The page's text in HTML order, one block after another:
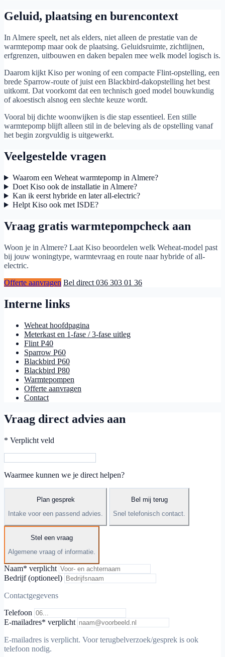
Geluid, plaatsing en burencontext
In Almere speelt, net als elders, niet alleen de prestatie van de
warmtepomp maar ook de plaatsing. Geluidsruimte, zichtlijnen,
erfgrenzen, uitbouwen en daken bepalen mee welk model logisch is.
Daarom kijkt Kiso per woning of een compacte Flint-opstelling, een
brede Sparrow-route of juist een Blackbird-dakopstelling het best
uitkomt. Dat voorkomt dat een technisch goed model bouwkundig
of akoestisch alsnog een slechte keuze wordt.
Vooral bij dichte woonwijken is die stap essentieel. Een stille
warmtepomp blijft alleen stil in de beleving als de opstelling vanaf
het begin zorgvuldig is uitgewerkt.
Veelgestelde vragen
Waarom een Weheat warmtepomp in Almere?
Doet Kiso ook de installatie in Almere?
Kan ik eerst hybride en later all-electric?
Helpt Kiso ook met ISDE?
Vraag gratis warmtepompcheck aan
Woon je in Almere? Laat Kiso beoordelen welk Weheat-model past
bij jouw woningtype, warmtevraag en route naar hybride of all-
electric.
Offerte aanvragen Bel direct 036 303 01 36
Interne links
Weheat hoofdpagina
Meterkast en 1-fase / 3-fase uitleg
Flint P40
Sparrow P60
Blackbird P60
Blackbird P80
Warmtepompen
Offerte aanvragen
Contact
Vraag direct advies aan
* Verplicht veld
Waarmee kunnen we je direct helpen?
Plan gesprek
Intake voor een passend advies.
Bel mij terug
Snel telefonisch contact.
Stel een vraag
Algemene vraag of informatie.
Naam* verplicht
Bedrijf (optioneel)
Contactgegevens
Telefoon
E-mailadres* verplicht
E-mailadres is verplicht. Voor terugbelverzoek/gesprek is ook
telefoon nodig.